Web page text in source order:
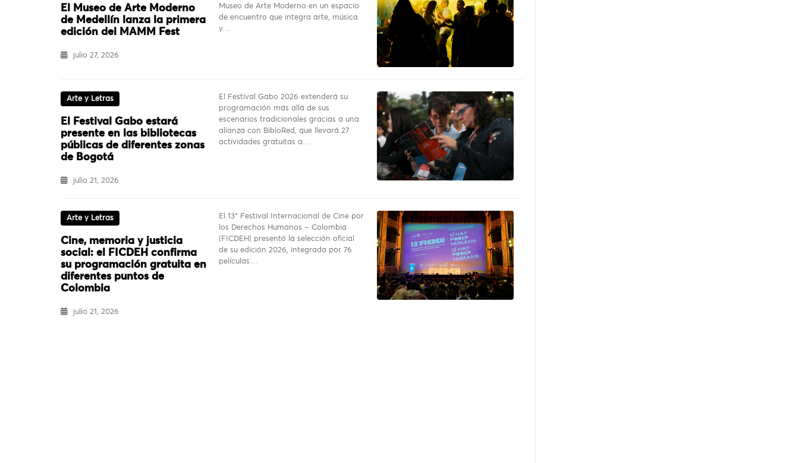
El Museo de Arte Moderno
de Medellín lanza la primera
edición del MAMM Fest
julio 27, 2026
Museo de Arte Moderno en un espacio
de encuentro que integra arte, música
y…
Arte y Letras
El Festival Gabo estará
presente en las bibliotecas
públicas de diferentes zonas
de Bogotá
julio 21, 2026
El Festival Gabo 2026 extenderá su
programación más allá de sus
escenarios tradicionales gracias a una
alianza con BibloRed, que llevará 27
actividades gratuitas a…
Arte y Letras
Cine, memoria y justicia
social: el FICDEH confirma
su programación gratuita en
diferentes puntos de
Colombia
julio 21, 2026
El 13° Festival Internacional de Cine por
los Derechos Humanos – Colombia
(FICDEH) presentó la selección oficial
de su edición 2026, integrada por 76
películas…